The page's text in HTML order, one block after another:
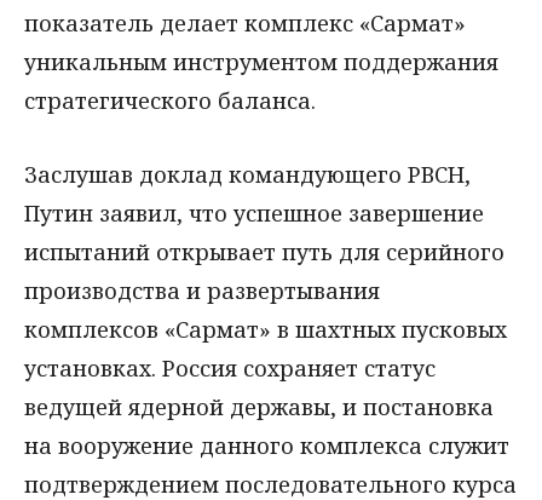
показатель делает комплекс «Сармат»
уникальным инструментом поддержания
стратегического баланса.
Заслушав доклад командующего РВСН,
Путин заявил, что успешное завершение
испытаний открывает путь для серийного
производства и развертывания
комплексов «Сармат» в шахтных пусковых
установках. Россия сохраняет статус
ведущей ядерной державы, и постановка
на вооружение данного комплекса служит
подтверждением последовательного курса